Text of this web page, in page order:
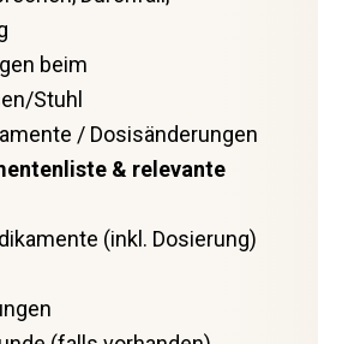
beim
Stuhl
/ Dosisänderungen
& relevante
(inkl. Dosierung)